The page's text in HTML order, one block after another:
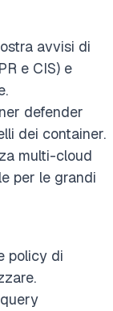
avvisi di
e CIS) e
defender
dei container.
multi-cloud
per le grandi
policy di